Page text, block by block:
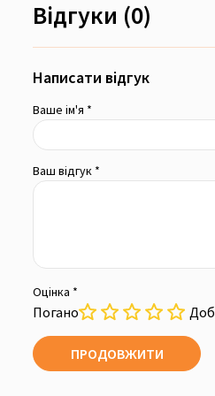
Відгуки (0)
Написати відгук
Ваше ім'я *
Ваш відгук *
Оцінка *
Погано
ПРОДОВЖИТИ